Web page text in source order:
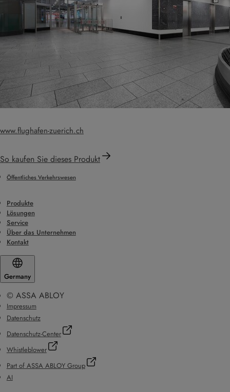
www.flughafen-zuerich.ch
So kaufen Sie dieses Produkt
Öffentliches Verkehrswesen
Produkte
Lösungen
Service
Über das Unternehmen
Kontakt
Germany
© ASSA ABLOY
Impressum
Datenschutz
Datenschutz-Center
Whistleblower
Part of ASSA ABLOY Group
AI